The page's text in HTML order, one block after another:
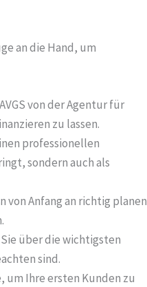
an die Hand, um
von der Agentur für
zu lassen.
professionellen
sondern auch als
von Anfang an richtig planen
über die wichtigsten
sind.
Ihre ersten Kunden zu